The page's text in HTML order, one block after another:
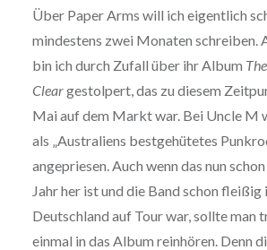
Über Paper Arms will ich eigentlich
mindestens zwei Monaten schreiben.
bin ich durch Zufall über ihr Album
Cleargestolpert, das zu diesem
Mai auf dem Markt war. Bei Uncle M
als „Australiens bestgehütetes
angepriesen. Auch wenn das nun
Jahr her ist und die Band schon fleißig
Deutschland auf Tour war, sollte man
einmal in das Album reinhören. Denn